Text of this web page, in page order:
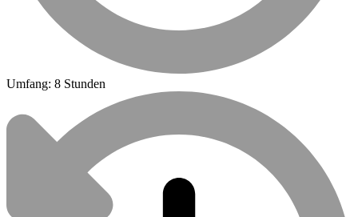
Umfang: 8 Stunden